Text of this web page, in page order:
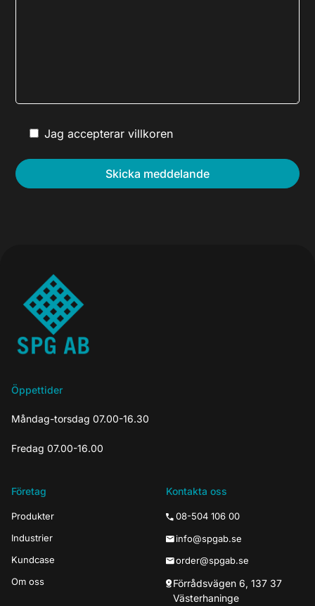
Jag accepterar villkoren
Öppettider
Måndag-torsdag 07.00-16.30
Fredag 07.00-16.00
Företag
Produkter
Industrier
Kundcase
Om oss
Kontakta oss
08-504 106 00
info@spgab.se
order@spgab.se
Förrådsvägen 6, 137 37
Västerhaninge